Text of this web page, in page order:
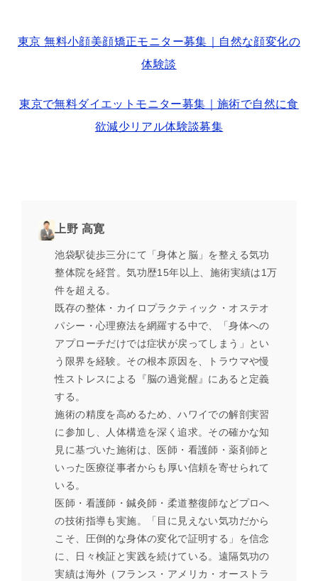
東京 無料小顔美顔矯正モニター募集｜自然な顔変化の
体験談
東京で無料ダイエットモニター募集｜施術で自然に食
欲減少リアル体験談募集
上野 高寛
池袋駅徒歩三分にて「身体と脳」を整える気功
整体院を経営。気功歴15年以上、施術実績は1万
件を超える。
既存の整体・カイロプラクティック・オステオ
パシー・心理療法を網羅する中で、「身体への
アプローチだけでは症状が戻ってしまう」とい
う限界を経験。その根本原因を、トラウマや慢
性ストレスによる『脳の過覚醒』にあると定義
する。
施術の精度を高めるため、ハワイでの解剖実習
に参加し、人体構造を深く追求。その確かな知
見に基づいた施術は、医師・看護師・薬剤師と
いった医療従事者からも厚い信頼を寄せられて
いる。
医師・看護師・鍼灸師・柔道整復師などプロへ
の技術指導も実施。「目に見えない気功だから
こそ、圧倒的な身体の変化で証明する」を信念
に、日々検証と実践を続けている。遠隔気功の
実績は海外（フランス・アメリカ・オーストラ